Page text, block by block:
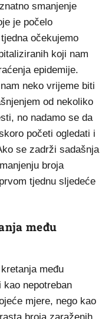
smanjenje
je počelo
očekujemo
koji nam
epidemije.
neko vrijeme biti
od nekoliko
no nadamo se da
početi ogledati i
se zadrži sadašnja
broja
tjednu sljedeće
među
među
nepotreban
mjere, nego kao